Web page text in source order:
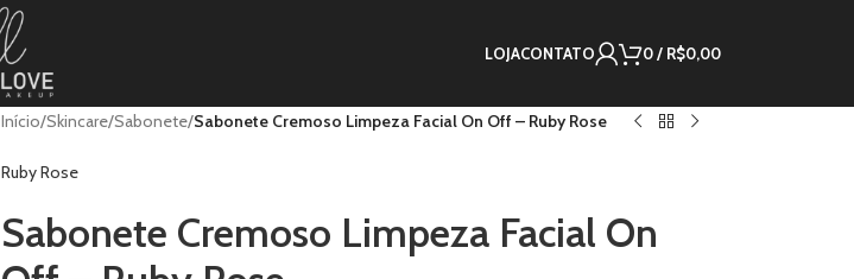
LOJACONTATO 0/ R$0,00
Início/Skincare/Sabonete/Sabonete Cremoso Limpeza Facial On Off – Ruby Rose
Ruby Rose
Sabonete Cremoso Limpeza Facial On